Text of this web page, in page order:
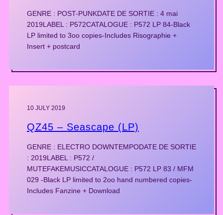
GENRE : POST-PUNKDATE DE SORTIE : 4 mai
2019LABEL : P572CATALOGUE : P572 LP 84-Black
LP limited to 3oo copies-Includes Risographie +
Insert + postcard
10 JULY 2019
QZ45 – Seascape (LP)
GENRE : ELECTRO DOWNTEMPODATE DE SORTIE
: 2019LABEL : P572 /
MUTEFAKEMUSICCATALOGUE : P572 LP 83 / MFM
029 -Black LP limited to 2oo hand numbered copies-
Includes Fanzine + Download